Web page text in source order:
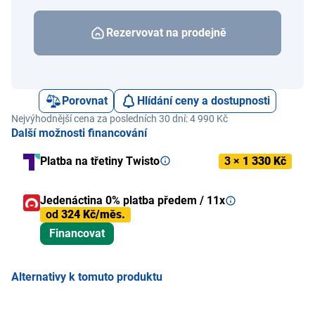
Rezervovat na prodejně
Porovnat Hlídání ceny a dostupnosti
Nejvýhodnější cena za posledních 30 dní: 4 990 Kč
Další možnosti financování
Platba na třetiny Twisto 3 × 1 330 Kč
Jedenáctina 0% platba předem / 11x
od 324 Kč/měs.
Financovat
Alternativy k tomuto produktu